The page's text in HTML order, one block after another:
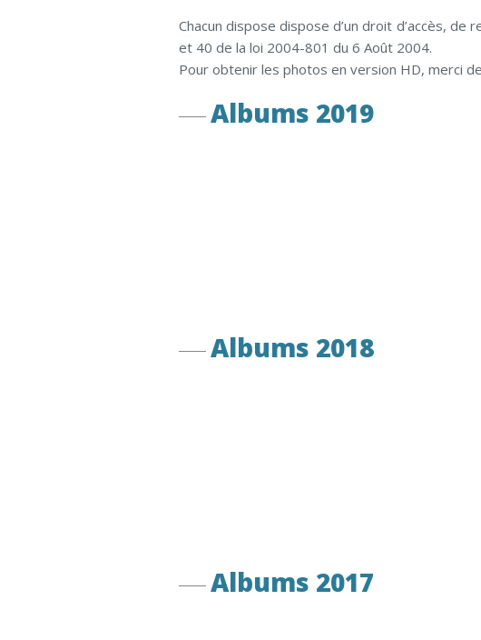
Chacun dispose dispose d’un droit d’accès,
et 40 de la loi 2004-801 du 6 Août 2004.
Pour obtenir les photos en version HD, merci
Albums 2019
Albums 2018
Albums 2017